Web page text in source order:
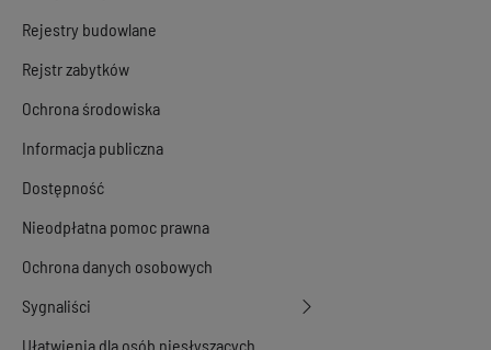
Rejestry budowlane
Rejstr zabytków
Ochrona środowiska
Informacja publiczna
Dostępność
Nieodpłatna pomoc prawna
Ochrona danych osobowych
Sygnaliści
Ułatwienia dla osób niesłyszących